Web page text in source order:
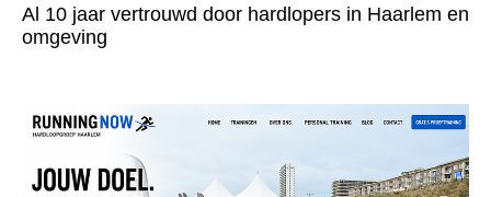
Al 10 jaar vertrouwd door hardlopers in Haarlem en
omgeving